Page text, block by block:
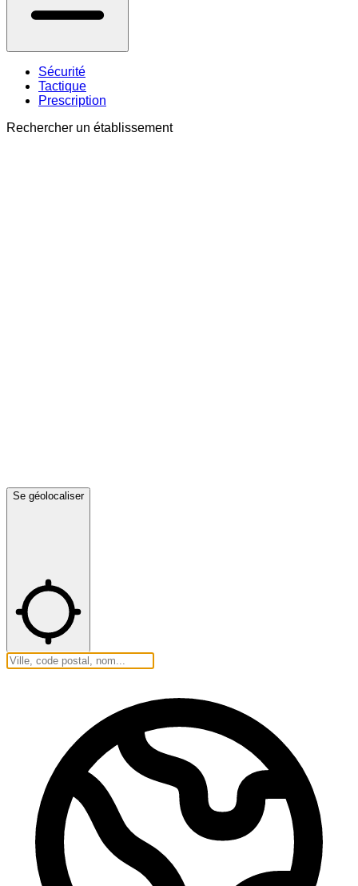
Sécurité
Tactique
Prescription
Rechercher un établissement
Se géolocaliser